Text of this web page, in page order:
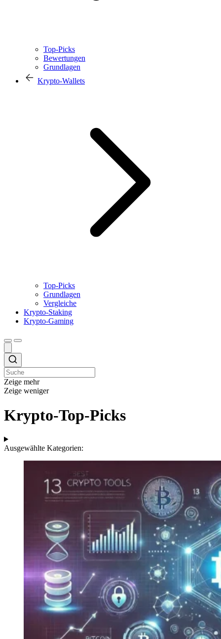
Top-Picks
Bewertungen
Grundlagen
Krypto-Wallets
Top-Picks
Grundlagen
Vergleiche
Krypto-Staking
Krypto-Gaming
Zeige mehr
Zeige weniger
Krypto-Top-Picks
Ausgewählte Kategorien: